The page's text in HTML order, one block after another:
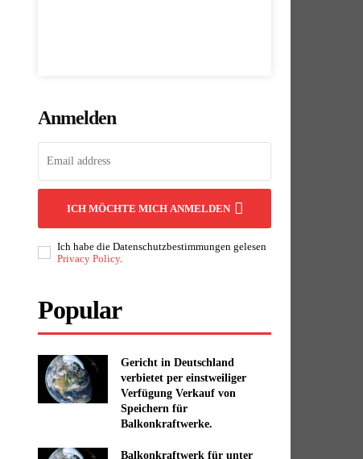
Anmelden
ICH MÖCHTE MICH ANMELDEN
Ich habe die Datenschutzbestimmungen gelesen
Privacy Policy.
Popular
Gericht in Deutschland
verbietet per einstweiliger
Verfügung Verkauf von
Speichern für
Balkonkraftwerke.
Balkonkraftwerk für unter